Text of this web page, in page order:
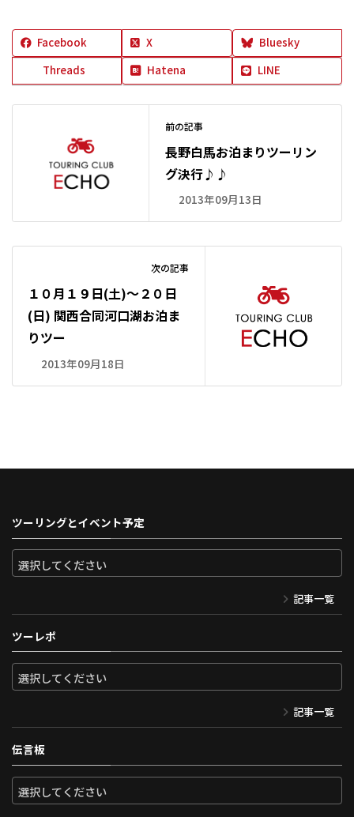
Facebook X
Bluesky
Threads
Hatena LINE
前の記事
長野白馬お泊まりツーリン
グ決行♪♪
2013年09月13日
次の記事
１０月１９日(土)～２０日
(日) 関西合同河口湖お泊ま
りツー
2013年09月18日
ツーリングとイベント予定
記事一覧
ツーレポ
記事一覧
伝言板